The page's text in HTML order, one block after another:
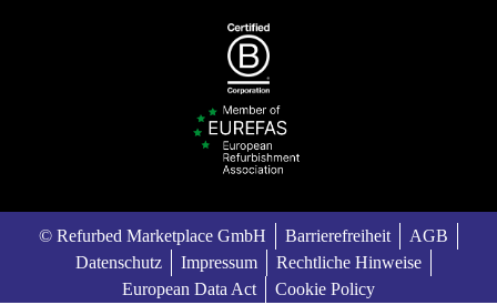
© Refurbed Marketplace GmbH Barrierefreiheit
AGB
Datenschutz
Impressum
Rechtliche Hinweise
European Data Act
Cookie Policy